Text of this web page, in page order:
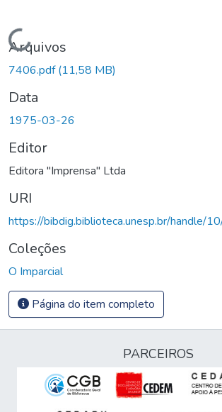
Carregando...
Arquivos
7406.pdf(11,58 MB)
Data
1975-03-26
Editor
Editora "Imprensa" Ltda
URI
https://bibdig.biblioteca.unesp.br/handle/
Coleções
O Imparcial
Página do item completo
PARCEIROS